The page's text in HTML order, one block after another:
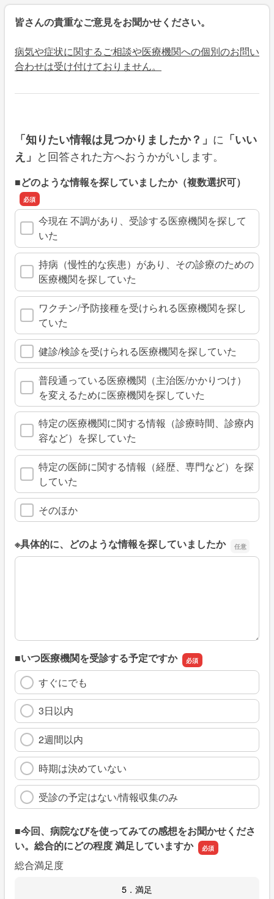
皆さんの貴重なご意見をお聞かせください。
病気や症状に関するご相談や医療機関への個別のお問い
合わせは受け付けておりません。
「知りたい情報は見つかりましたか？」 に 「いい
え」 と回答された方へおうかがいします。
■どのような情報を探していましたか（複数選択可）
今現在 不調があり、受診する医療機関を探して
いた
持病（慢性的な疾患）があり、その診療のための
医療機関を探していた
ワクチン/予防接種を受けられる医療機関を探し
ていた
健診/検診を受けられる医療機関を探していた
普段通っている医療機関（主治医/かかりつけ）
を変えるために医療機関を探していた
特定の医療機関に関する情報（診療時間、診療内
容など）を探していた
特定の医師に関する情報（経歴、専門など）を探
していた
そのほか
※具体的に、どのような情報を探していましたか
※具体的に、どのような情報を探していましたか
■いつ医療機関を受診する予定ですか
すぐにでも
3日以内
2週間以内
時期は決めていない
受診の予定はない/情報収集のみ
■今回、病院なびを使ってみての感想をお聞かせくださ
い。総合的にどの程度 満足していますか
総合満足度
5．満足